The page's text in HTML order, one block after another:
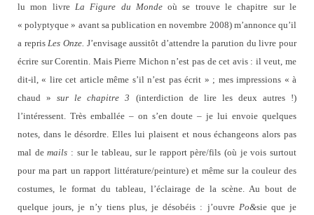
lu mon livre La Figure du Mondeoù se trouve le chapitre sur le
« polyptyque » avant sa publication en novembre 2008) m’annonce qu’il
a repris Les Onze. J’envisage aussitôt d’attendre la parution du livre pour
écrire sur Corentin. Mais Pierre Michon n’est pas de cet avis : il veut, me
dit-il, « lire cet article même s’il n’est pas écrit » ; mes impressions « à
chaud »sur le chapitre 3 (interdiction de lire les deux autres !)
l’intéressent. Très emballée – on s’en doute – je lui envoie quelques
notes, dans le désordre. Elles lui plaisent et nous échangeons alors pas
mal demails : sur le tableau, sur le rapport père/fils (où je vois surtout
pour ma part un rapport littérature/peinture) et même sur la couleur des
costumes, le format du tableau, l’éclairage de la scène. Au bout de
quelque jours, je n’y tiens plus, je désobéis : j’ouvre Po&sie que je